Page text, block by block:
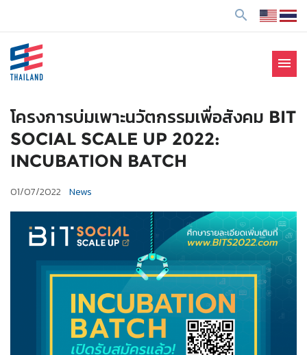
search
Enterprise: SE
menu
โครงการบ่มเพาะนวัตกรรมเพื่อสังคม BIT
SOCIAL SCALE UP 2022:
INCUBATION BATCH
01/07/2022 News